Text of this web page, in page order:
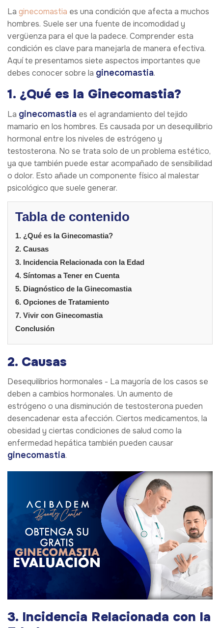
La ginecomastia es una condición que afecta a muchos
hombres. Suele ser una fuente de incomodidad y
vergüenza para el que la padece. Comprender esta
condición es clave para manejarla de manera efectiva.
Aquí te presentamos siete aspectos importantes que
debes conocer sobre la ginecomastia.
1. ¿Qué es la Ginecomastia?
La ginecomastia es el agrandamiento del tejido
mamario en los hombres. Es causada por un desequilibrio
hormonal entre los niveles de estrógeno y
testosterona. No se trata solo de un problema estético,
ya que también puede estar acompañado de sensibilidad
o dolor. Esto añade un componente físico al malestar
psicológico que suele generar.
Tabla de contenido
1. ¿Qué es la Ginecomastia?
2. Causas
3. Incidencia Relacionada con la Edad
4. Síntomas a Tener en Cuenta
5. Diagnóstico de la Ginecomastia
6. Opciones de Tratamiento
7. Vivir con Ginecomastia
Conclusión
2. Causas
Desequilibrios hormonales - La mayoría de los casos se
deben a cambios hormonales. Un aumento de
estrógeno o una disminución de testosterona pueden
desencadenar esta afección. Ciertos medicamentos, la
obesidad y ciertas condiciones de salud como la
enfermedad hepática también pueden causar
ginecomastia.
3. Incidencia Relacionada con la